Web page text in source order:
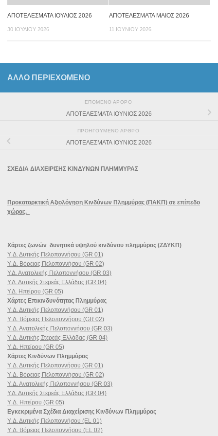
ΑΠΟΤΕΛΕΣΜΑΤΑ ΙΟΥΛΙΟΣ 2026
30 ΙΟΥΛΊΟΥ 2026
ΑΠΟΤΕΛΕΣΜΑΤΑ ΜΑΙΟΣ 2026
11 ΙΟΥΝΊΟΥ 2026
ΆΛΛΟ ΠΕΡΙΕΧΟΜΕΝΟ
ΕΠΌΜΕΝΟ ΆΡΘΡΟ
ΑΠΟΤΕΛΕΣΜΑΤΑ ΙΟΥΝΙΟΣ 2026
ΠΡΟΗΓΟΎΜΕΝΟ ΆΡΘΡΟ
ΑΠΟΤΕΛΕΣΜΑΤΑ ΙΟΥΝΙΟΣ 2026
ΣΧΕΔΙΑ ΔΙΑΧΕΙΡΙΣΗΣ ΚΙΝΔΥΝΩΝ ΠΛΗΜΜΥΡΑΣ
Προκαταρκτική Αξιολόγηση Κινδύνων Πλημμύρας (ΠΑΚΠ) σε επίπεδο
χώρας.
Χάρτες ζωνών δυνητικά υψηλού κινδύνου πλημμύρας (ΖΔΥΚΠ)
Υ. Δ. Δυτικής Πελοποννήσου (GR 01)
Υ. Δ. Βόρειας Πελοποννήσου (GR 02)
Υ.Δ. Ανατολικής Πελοποννήσου (GR 03)
Υ.Δ. Δυτικής Στερεάς Ελλάδας (GR 04)
Υ.Δ. Ηπείρου (GR 05)
Χάρτες Επικινδυνότητας Πλημμύρας
Υ. Δ. Δυτικής Πελοποννήσου (GR 01)
Υ. Δ. Βόρειας Πελοποννήσου (GR 02)
Υ. Δ. Ανατολικής Πελοποννήσου (GR 03)
Υ. Δ. Δυτικής Στερεάς Ελλάδας (GR 04)
Υ. Δ. Ηπείρου (GR 05)
Χάρτες Κινδύνων Πλημμύρας
Υ. Δ. Δυτικής Πελοποννήσου (GR 01)
Υ. Δ. Βόρειας Πελοποννήσου (GR 02)
Υ. Δ. Ανατολικής Πελοποννήσου (GR 03)
Υ.Δ. Δυτικής Στερεάς Ελλάδας (GR 04)
Υ. Δ. Ηπείρου (GR 05)
Εγκεκριμένα Σχέδια Διαχείρισης Κινδύνων Πλημμύρας
Υ. Δ. Δυτικής Πελοποννήσου (EL 01)
Υ. Δ. Βόρειας Πελοποννήσου (EL 02)